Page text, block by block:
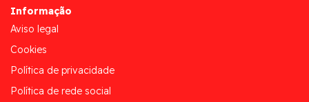
Informação
Aviso legal
Cookies
Política de privacidade
Política de rede social